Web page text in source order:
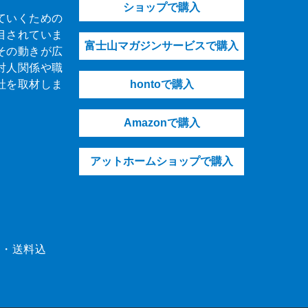
いくための
されていま
の動きが広
人関係や職
を取材しま
送料込
ショップで購入
富士山マガジンサービスで購入
hontoで購入
Amazonで購入
アットホームショップで購入